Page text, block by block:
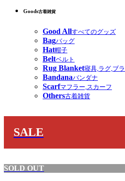
Goods古着雑貨
Good Allすべてのグッズ
Bagバッグ
Hat帽子
Beltベルト
Rug Blanket寝具,ラグ,ブ
Bandanaバンダナ
Scarfマフラー,スカーフ
Others古着雑貨
SALE
SOLD OUT